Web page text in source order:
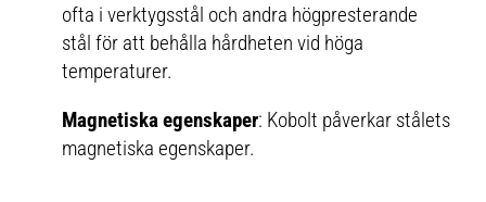
ofta i verktygsstål och andra högpresterande
stål för att behålla hårdheten vid höga
temperaturer.
Magnetiska egenskaper: Kobolt påverkar stålets
magnetiska egenskaper.